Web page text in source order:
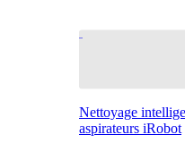
Nettoyage
aspirateurs iRobot